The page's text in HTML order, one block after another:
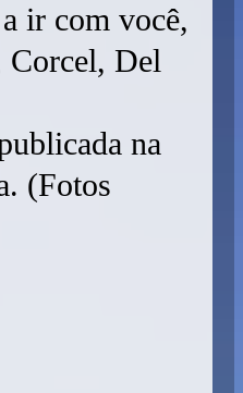
ir com você,
Corcel, Del
na
(Fotos